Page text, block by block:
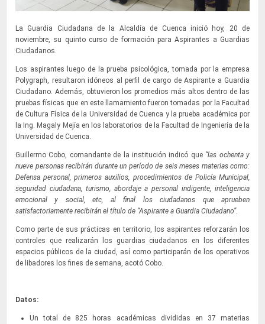
La Guardia Ciudadana de la Alcaldía de Cuenca inició hoy, 20 de
noviembre, su quinto curso de formación para Aspirantes a Guardias
Ciudadanos.
Los aspirantes luego de la prueba psicológica, tomada por la empresa
Polygraph, resultaron idóneos al perfil de cargo de Aspirante a Guardia
Ciudadano. Además, obtuvieron los promedios más altos dentro de las
pruebas físicas que en este llamamiento fueron tomadas por la Facultad
de Cultura Física de la Universidad de Cuenca y la prueba académica por
la Ing. Magaly Mejía en los laboratorios de la Facultad de Ingeniería de la
Universidad de Cuenca.
Guillermo Cobo, comandante de la institución indicó que “las ochenta y
nueve personas recibirán durante un período de seis meses materias como:
Defensa personal, primeros auxilios, procedimientos de Policía Municipal,
seguridad ciudadana, turismo, abordaje a personal indigente, inteligencia
emocional y social, etc, al final los ciudadanos que aprueben
satisfactoriamente recibirán el título de “Aspirante a Guardia Ciudadano”.
Como parte de sus prácticas en territorio, los aspirantes reforzarán los
controles que realizarán los guardias ciudadanos en los diferentes
espacios públicos de la ciudad, así como participarán de los operativos
de libadores los fines de semana, acotó Cobo.
Datos:
Un total de 825 horas académicas divididas en 37 materias